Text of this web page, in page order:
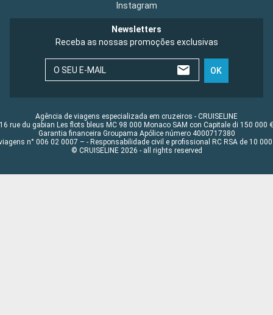
Instagram
Newsletters
Receba as nossas promoções exclusivas
O SEU E-MAIL OK
Agência de viagens especializada em cruzeiros - CRUISELINE
16 rue du gabian Les flots bleus MC 98 000 Monaco SAM con Capitale di 150 000 €
Garantia financeira Groupama Apólice número 4000717380
n° 006 02 0007 – - Responsabilidade civil e profissional RC RSA de 10 000
© CRUISELINE 2026 - all rights reserved